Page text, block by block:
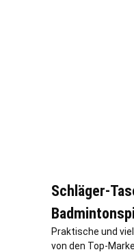
Schläger-
Praktische und
von den Top-